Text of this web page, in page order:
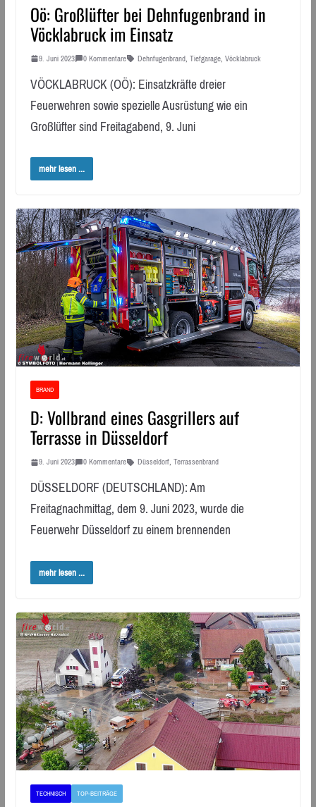
Oö: Großlüfter bei Dehnfugenbrand in
Vöcklabruck im Einsatz
9. Juni 2023 0 Kommentare Dehnfugenbrand, Tiefgarage, Vöcklabruck
VÖCKLABRUCK (OÖ): Einsatzkräfte dreier
Feuerwehren sowie spezielle Ausrüstung wie ein
Großlüfter sind Freitagabend, 9. Juni
mehr lesen ...
BRAND
D: Vollbrand eines Gasgrillers auf
Terrasse in Düsseldorf
9. Juni 2023 0 Kommentare Düsseldorf, Terrassenbrand
DÜSSELDORF (DEUTSCHLAND): Am
Freitagnachmittag, dem 9. Juni 2023, wurde die
Feuerwehr Düsseldorf zu einem brennenden
mehr lesen ...
TECHNISCH TOP-BEITRÄGE